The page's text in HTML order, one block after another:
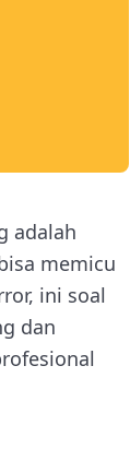
adalah
memicu
ini soal
dan